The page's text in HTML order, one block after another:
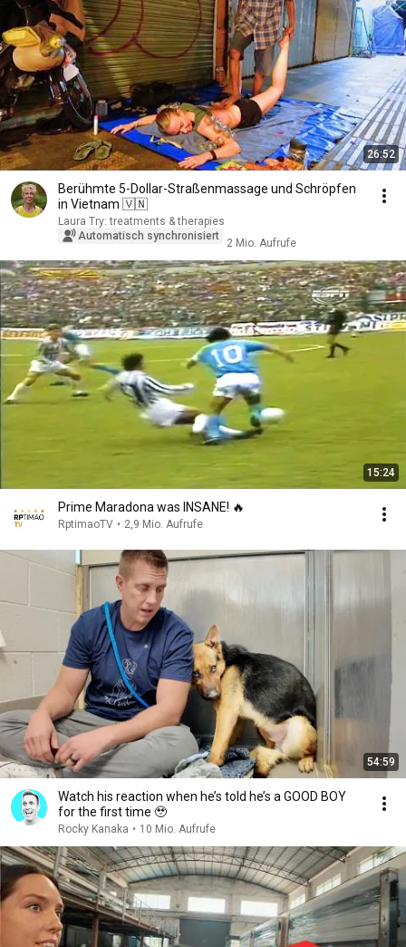
26:52
Berühmte 5-Dollar-Straßenmassage und Schröpfen
in Vietnam 🇻🇳
Laura Try: treatments & therapies
Automatisch synchronisiert
2 Mio. Aufrufe
15:24
Prime Maradona was INSANE! 🔥
RptimaoTV • 2,9 Mio. Aufrufe
54:59
Watch his reaction when he’s told he’s a GOOD BOY
for the first time 🥹
Rocky Kanaka • 10 Mio. Aufrufe